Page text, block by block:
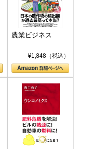
農業ビジネス
¥1,848（税込）